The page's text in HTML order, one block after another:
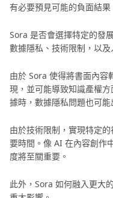
有必要預見可能的負面結果
Sora 是否會選擇特定的發
數據隱私、技術限制，以
由於 Sora 使得將書面內容
現，並可能導致知識產權
據時，數據隱私問題也可能
由於技術限制，實現特定
要時間。像 AI 在內容創作
度將至關重要。
此外，Sora 如何融入更大